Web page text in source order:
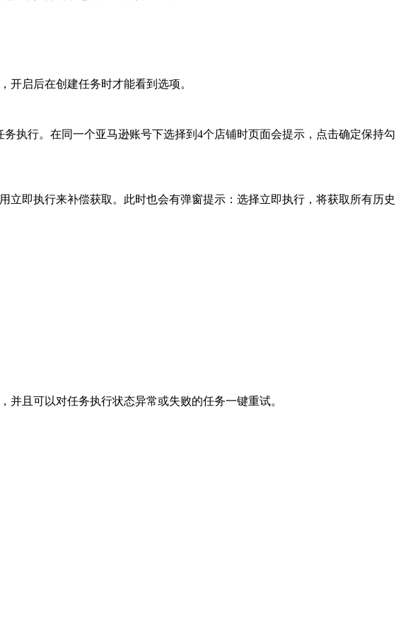
开启后在创建任务时才能看到选项。
执行。在同一个亚马逊账号下选择到4个店铺时页面会提示，点击确定保持勾
即执行来补偿获取。此时也会有弹窗提示：选择立即执行，将获取所有历史
且可以对任务执行状态异常或失败的任务一键重试。